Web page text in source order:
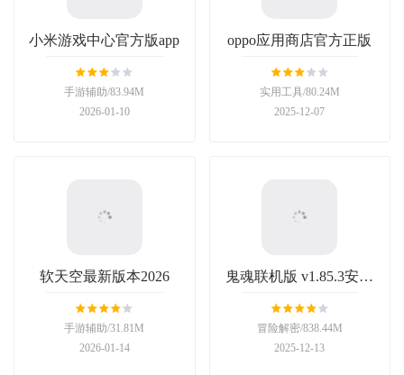
小米游戏中心官方版app
手游辅助/83.94M
2026-01-10
oppo应用商店官方正版
实用工具/80.24M
2025-12-07
软天空最新版本2026
手游辅助/31.81M
2026-01-14
鬼魂联机版 v1.85.3安卓
冒险解密/838.44M
2025-12-13